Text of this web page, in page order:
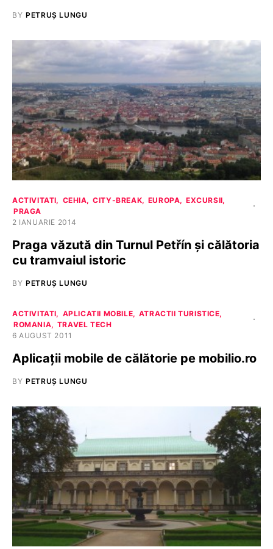
BY PETRUȘ LUNGU
ACTIVITATI CEHIA CITY-BREAK EUROPA
EXCURSII
PRAGA
2 IANUARIE 2014
Praga văzută din Turnul Petřín și călătoria
cu tramvaiul istoric
BY PETRUȘ LUNGU
ACTIVITATI APLICATII MOBILE
ATRACTII TURISTICE
ROMANIA
TRAVEL TECH
6 AUGUST 2011
Aplicaţii mobile de călătorie pe mobilio.ro
BY PETRUȘ LUNGU